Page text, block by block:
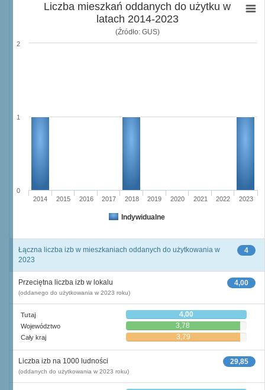
Liczba mieszkań oddanych do użytku w
latach 2014-2023
(Źródło: GUS)
Indywidualne
2014 2015 2016 2017 2018 2019 2020 2021 2022 2023
0
1
2
4
Łączna liczba izb w mieszkaniach oddanych do użytkowania w
2023
4,00
Przeciętna liczba izb w lokalu
(oddanego do użytkowania w 2023 roku)
Tutaj 4,00
Województwo 3,78
Cały kraj 3,79
29,85
Liczba izb na 1000 ludności
(oddanych do użytkowania w 2023 roku)